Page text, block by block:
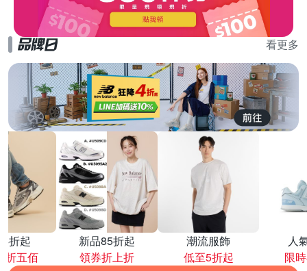
看更多
折起
折五佰
新品85折起
領券折上折
潮流服飾
低至5折起
人
限